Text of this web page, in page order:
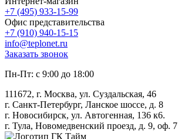
+7 (495) 933-15-99
Офис представительства
+7 (910) 940-15-15
info@teplonet.ru
Заказать звонок
Пн-Пт: с 9:00 до 18:00
111672, г. Москва, ул. Суздальская, 46
г. Санкт-Петербург, Ланское шоссе, д. 8
г. Новосибирск, ул. Автогенная, 136 к6.
г. Тула, Новомедвенский проезд, д. 9, оф. 7